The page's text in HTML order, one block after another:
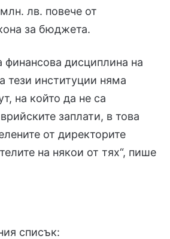
лв. повече от
за бюджета.
финансова дисциплина на
тези институции няма
на който да не са
заплати, в това
от директорите
на някои от тях“, пише
списък: